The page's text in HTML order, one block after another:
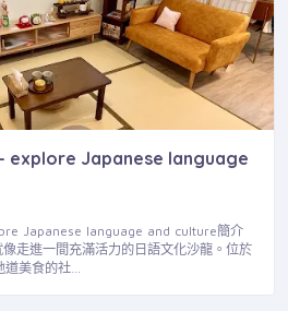
- explore Japanese language
Japanese language and culture簡介
走進一間充滿活力的日語文化沙龍。位於
美食的社…